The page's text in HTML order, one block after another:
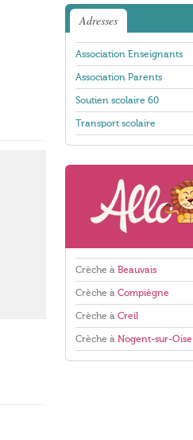
Adresses
Association Enseignants
Association Parents
Soutien scolaire 60
Transport scolaire
Crèche à Beauvais
Crèche à Compiègne
Crèche à Creil
Crèche à Nogent-sur-Oise